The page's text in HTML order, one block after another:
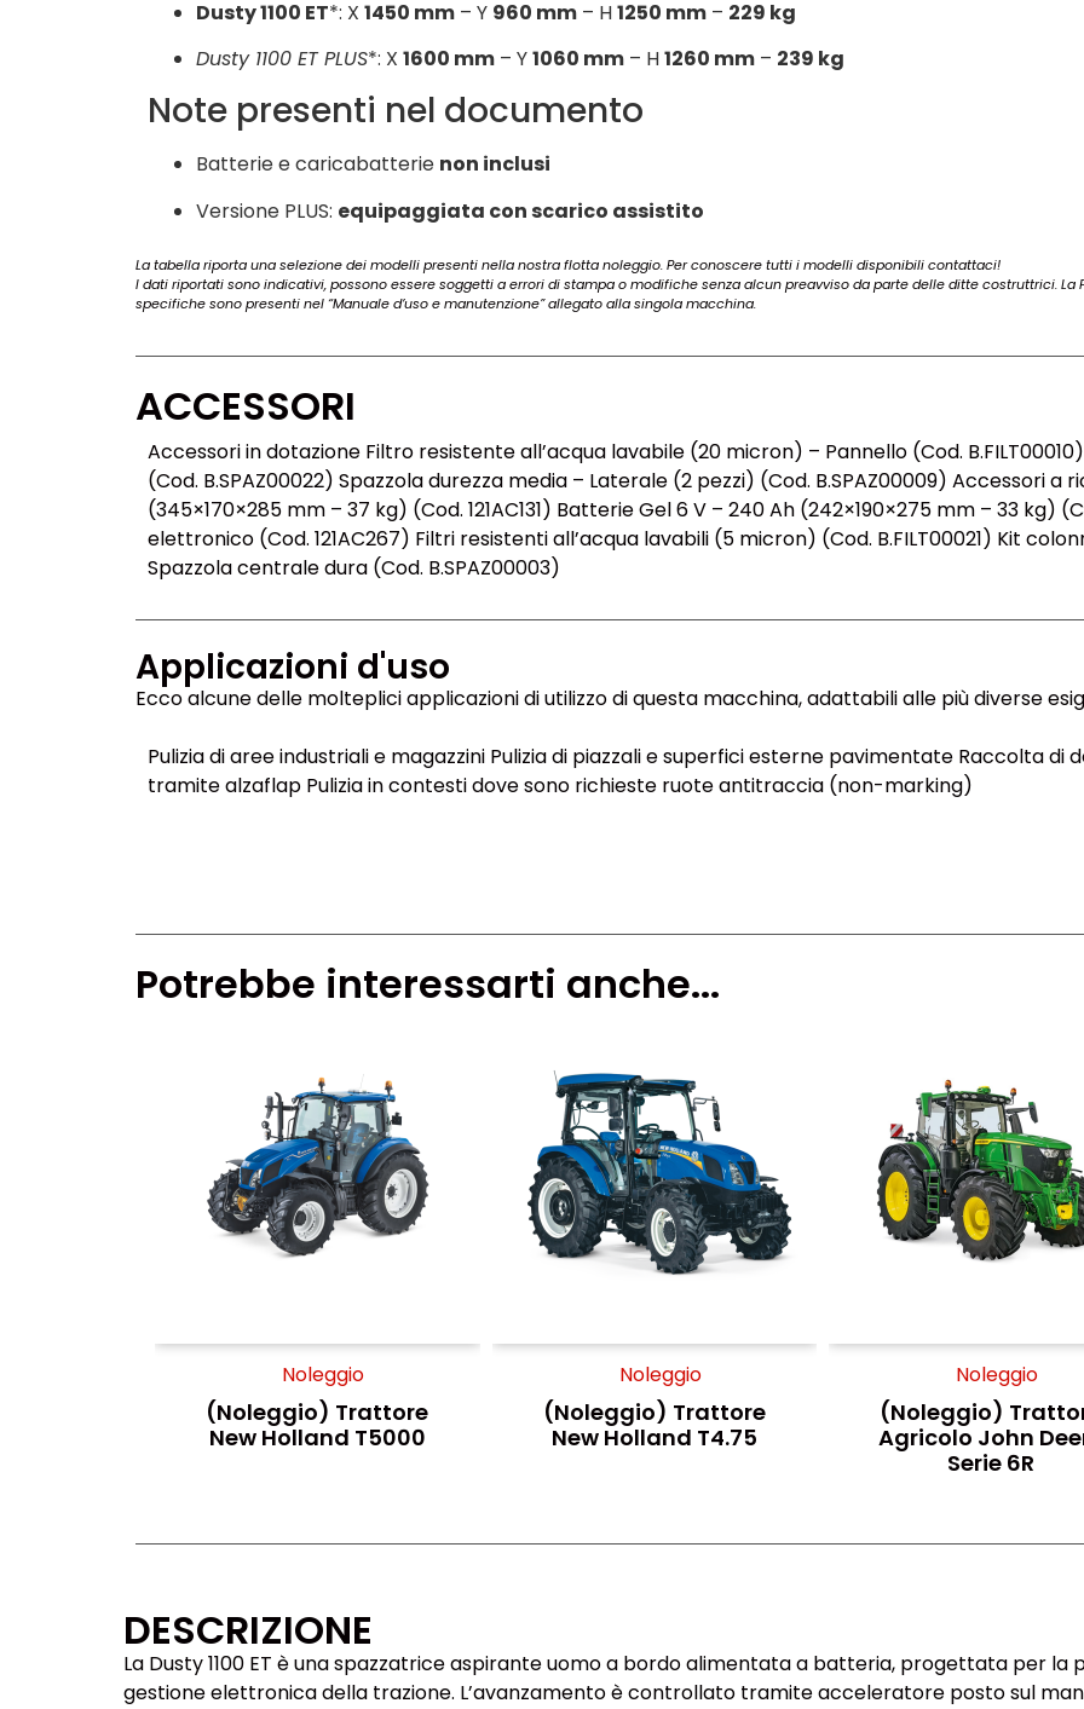
Dusty 1100 ET*: X 1450 mm – Y 960 mm – H1250 mm – 229 kg
Dusty 1100 ET PLUS*: X 1600 mm – Y1060 mm – H1260 mm – 239 kg
Note presenti nel documento
Batterie e caricabatterie non inclusi
Versione PLUS: equipaggiata con scarico assistito
La tabella riporta una selezione dei modelli presenti nella nostra flotta noleggio. Per conoscere tutti i modelli disponibili contattaci!
I dati riportati sono indicativi, possono essere soggetti a errori di stampa o modifiche senza alcun preavviso da parte delle ditte costruttrici.
specifiche sono presenti nel “Manuale d’uso e manutenzione” allegato alla singola macchina.
ACCESSORI
Accessori in dotazione Filtro resistente all’acqua lavabile (20 micron) – Pannello (Cod.
(Cod. B.SPAZ00022) Spazzola durezza media – Laterale (2 pezzi) (Cod. B.SPAZ00009) Accessori a
(345×170×285 mm – 37 kg) (Cod. 121AC131) Batterie Gel 6 V – 240 Ah (242×190×275 mm – 33 kg)
elettronico (Cod. 121AC267) Filtri resistenti all’acqua lavabili (5 micron) (Cod. B.FILT00021) Kit
Spazzola centrale dura (Cod. B.SPAZ00003)
Applicazioni d'uso
Ecco alcune delle molteplici applicazioni di utilizzo di questa macchina, adattabili alle più diverse
Pulizia di aree industriali e magazzini Pulizia di piazzali e superfici esterne pavimentate Raccolta
tramite alzaflap Pulizia in contesti dove sono richieste ruote antitraccia (non-marking)
Potrebbe interessarti anche...
Noleggio
(Noleggio) Trattore
New Holland T5000
Noleggio
(Noleggio) Trattore
New Holland T4.75
Noleggio
(Noleggio)
Agricolo John
Serie 6R
DESCRIZIONE
La Dusty 1100 ET è una spazzatrice aspirante uomo a bordo alimentata a batteria, progettata per la
gestione elettronica della trazione. L’avanzamento è controllato tramite acceleratore posto sul